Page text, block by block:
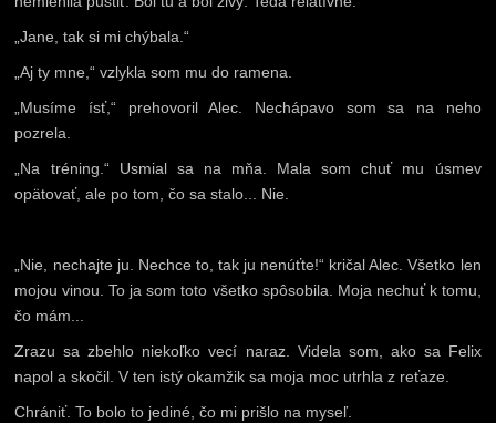
„Jane, tak si mi chýbala.“
„Aj ty mne,“ vzlykla som mu do ramena.
„Musíme ísť,“ prehovoril Alec. Nechápavo som sa na neho
pozrela.
„Na tréning.“ Usmial sa na mňa. Mala som chuť mu úsmev
opätovať, ale po tom, čo sa stalo... Nie.
„Nie, nechajte ju. Nechce to, tak ju nenúťte!“ kričal Alec. Všetko len
mojou vinou. To ja som toto všetko spôsobila. Moja nechuť k tomu,
čo mám...
Zrazu sa zbehlo niekoľko vecí naraz. Videla som, ako sa Felix
napol a skočil. V ten istý okamžik sa moja moc utrhla z reťaze.
Chrániť. To bolo to jediné, čo mi prišlo na myseľ.